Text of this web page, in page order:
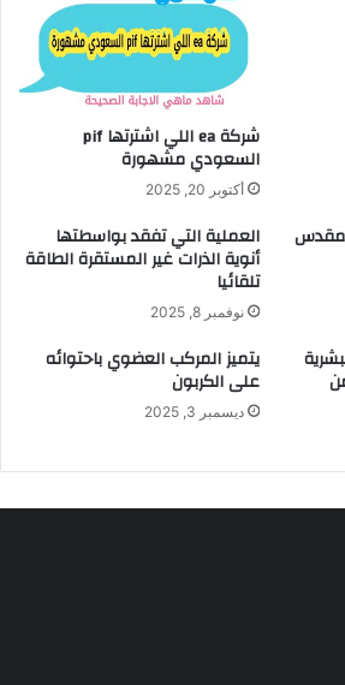
شركة ea اللي اشترتها pif
السعودي مشهورة
أكتوبر 20, 2025
العملية التي تفقد بواسطتها
أنوية الذرات غير المستقرة الطاقة
تلقائيا
نوفمبر 8, 2025
يتميز المركب العضوي باحتوائه
على الكربون
ديسمبر 3, 2025